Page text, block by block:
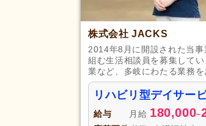
株式会社 JACKS
2014年8月に開設された当
組む生活相談員を募集して
業など、多岐にわたる業務
リハビリ型デイサー
給与 月給 180,000~